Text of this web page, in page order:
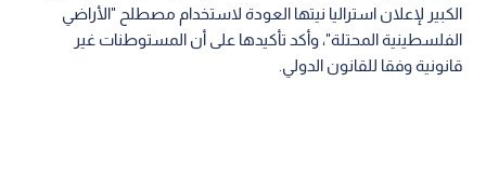
الكبير لإعلان استراليا نيتها العودة لاستخدام مصطلح "الأراضي
الفلسطينية المحتلة"، وأكد تأكيدها على أن المستوطنات غير
قانونية وفقا للقانون الدولي.